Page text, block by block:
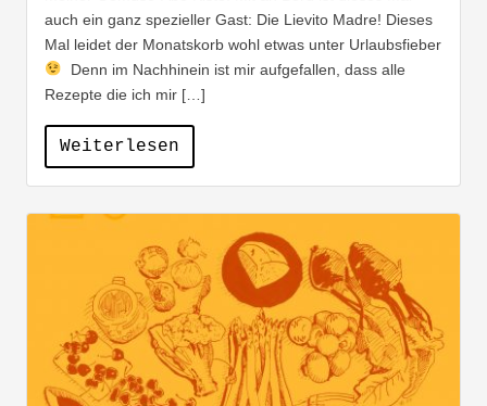
auch ein ganz spezieller Gast: Die Lievito Madre! Dieses
Mal leidet der Monatskorb wohl etwas unter Urlaubsfieber
Denn im Nachhinein ist mir aufgefallen, dass alle
Rezepte die ich mir […]
Weiterlesen